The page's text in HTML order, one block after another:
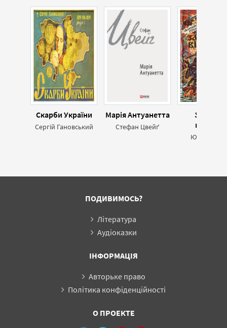
Скарби України
Сергій Гановський
Марія Антуанетта
Стефан Цвейґ
Закляття
відьмака
Юрій
ПОДИВИМОСЬ?
Література
Аудіоказки
ІНФОРМАЦІЯ
Авторьке право
Політика конфіденційності
О ПРОЕКТЕ